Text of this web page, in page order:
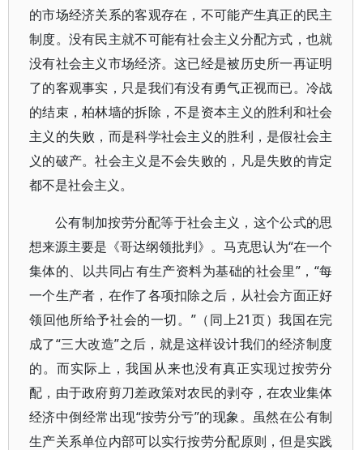
的市场经济关系的客观存在，不可能产生真正的民主
制度。没有民主就不可能有社会主义分配方式，也就
没有社会主义市场经济。这已经是被历史所一再证明
了的客观事实，只是我们有没有勇气正视而已。冷战
的结束，柏林墙的拆除，不是资本主义的胜利和社会
主义的失败，而是科学社会主义的胜利，是假社会主
义的破产。社会主义是不会失败的，凡是失败的肯定
都不是社会主义。
公有制加按劳分配等于社会主义，这个公式的思
想来源主要是《哥达纲领批判》。马克思认为“在一个
集体的、以共同占有生产资料为基础的社会里”，“每
一个生产者，在作了各项扣除之后，从社会方面正好
领回他所给予社会的一切。”（同上21页）我国在完
成了“三大改造”之后，就是这样设计我们的经济制度
的。而实际上，我国从来也没有真正实现过按劳分
配，由于政府剪刀差政策对农民的剥夺，在农业集体
经济中倒经常出现“按劳分亏”的现象。虽然在公有制
生产关系单位内部可以实行按劳分配原则，但是实践